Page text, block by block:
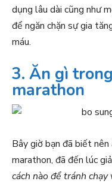
dụng lâu dài cũng như
để ngăn chặn sự gia
máu.
3. Ăn gì
marathon
Bây giờ bạn đã biết
marathon, đã đến lúc
cách nào để tránh